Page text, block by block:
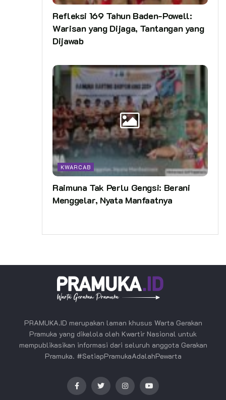
Refleksi 169 Tahun Baden-Powell:
Warisan yang Dijaga, Tantangan yang
Dijawab
KWARCAB
Raimuna Tak Perlu Gengsi: Berani
Menggelar, Nyata Manfaatnya
PRAMUKA.ID merupakan laman khusus Warta Gerakan
Pramuka yang dikelola oleh Kwartir Nasional untuk
mempublikasikan informasi dari seluruh anggota Gerakan
Pramuka. #SetiapPramukaAdalahPewarta